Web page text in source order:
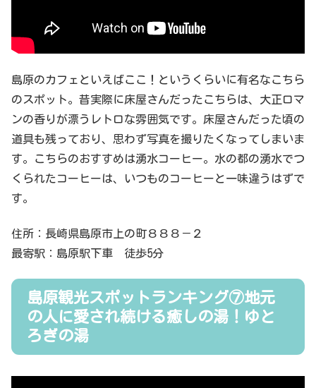
島原のカフェといえばここ！というくらいに有名なこちら
のスポット。昔実際に床屋さんだったこちらは、大正ロマ
ンの香りが漂うレトロな雰囲気です。床屋さんだった頃の
道具も残っており、思わず写真を撮りたくなってしまいま
す。こちらのおすすめは湧水コーヒー。水の都の湧水でつ
くられたコーヒーは、いつものコーヒーと一味違うはずで
す。
住所：長崎県島原市上の町８８８－２
最寄駅：島原駅下車 徒歩5分
島原観光スポットランキング⑦地元
の人に愛され続ける癒しの湯！ゆと
ろぎの湯